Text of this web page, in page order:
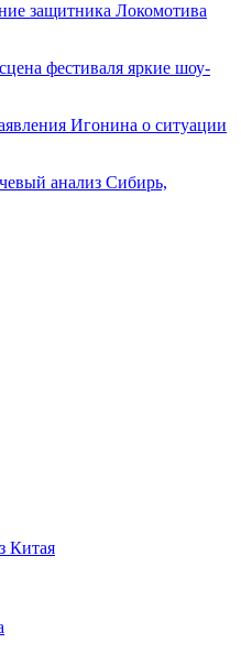
защитника Локомотива
фестиваля яркие шоу-
Игонина о ситуации
анализ Сибирь,
Китая